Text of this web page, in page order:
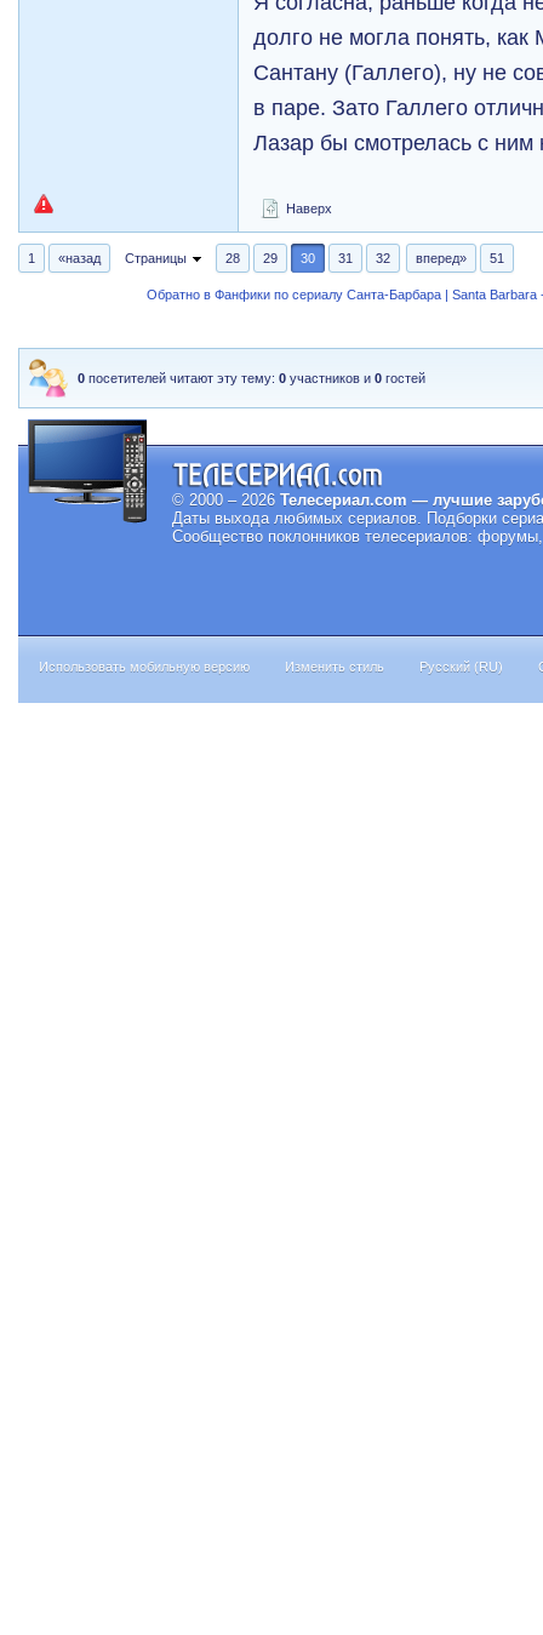
долго не могла понять,
Сантану (Галлего), ну не
в паре. Зато Галлего
Лазар бы смотрелась с ним
Наверх
1 «назад Страницы 28 29 30 31 32 вперед» 51
Обратно в Фанфики по сериалу Санта-Барбара | Santa Barbara
0 посетителей читают эту тему:0 участников и0 гостей
© 2000 – 2026 Телесериал.com — лучшие
Даты выхода любимых сериалов. Подборки
Сообщество поклонников телесериалов:
Использовать мобильную версию Изменить стиль Русский (RU)